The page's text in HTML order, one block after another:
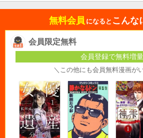
無料会員 になると こんな
会員限定無料
会員登録で無料増量
＼この他にも会員無料漫画が